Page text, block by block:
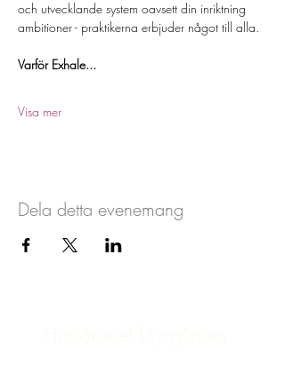
och utvecklande system oavsett din inriktning
ambitioner - praktikerna erbjuder något till alla.
Varför Exhale...
Visa mer
Dela detta evenemang